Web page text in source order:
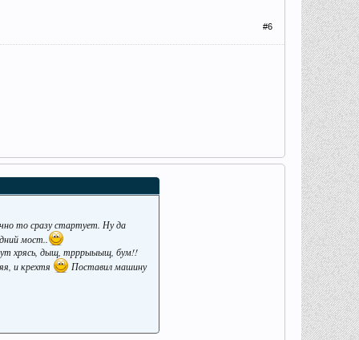
#6
то сразу стартует. Ну да
мост..
хрясь, дыщ, трррыыыщ, бум!!
и крехтя
Поставил машину